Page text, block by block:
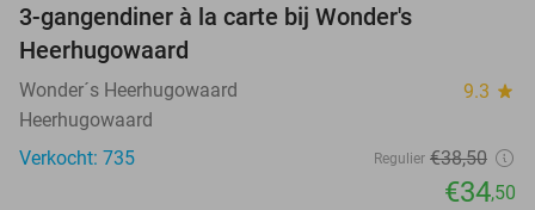
3-gangendiner à la carte bij Wonder's
Heerhugowaard
Wonder´s Heerhugowaard 9.3 star
Heerhugowaard
Verkocht: 735
Regulier €38,50
€34,50